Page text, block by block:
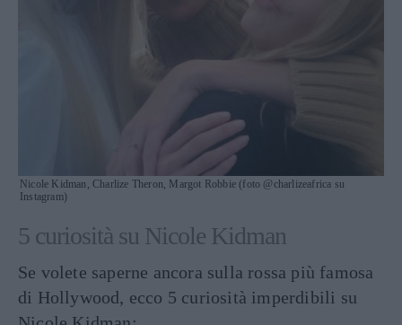
Nicole Kidman, Charlize Theron, Margot Robbie (foto @charlizeafrica su
Instagram)
5 curiosità su Nicole Kidman
Se volete saperne ancora sulla rossa più famosa
di Hollywood, ecco 5 curiosità imperdibili su